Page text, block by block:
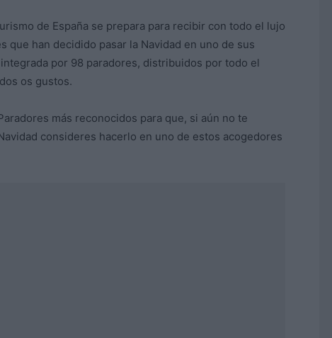
de España se prepara para recibir con todo el lujo
que han decidido pasar la Navidad en uno de sus
por 98 paradores, distribuidos por todo el
os gustos.
más reconocidos para que, si aún no te
consideres hacerlo en uno de estos acogedores